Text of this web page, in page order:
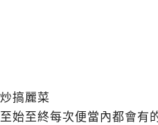
炒搞麗菜
至始至終每次便當內都會有